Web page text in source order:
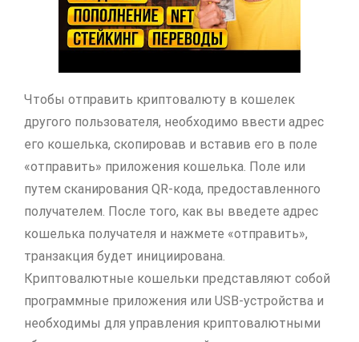
Чтобы отправить криптовалюту в кошелек
другого пользователя, необходимо ввести адрес
его кошелька, скопировав и вставив его в поле
«отправить» приложения кошелька. Поле или
путем сканирования QR-кода, предоставленного
получателем. После того, как вы введете адрес
кошелька получателя и нажмете «отправить»,
транзакция будет инициирована.
Криптовалютные кошельки представляют собой
программные приложения или USB-устройства и
необходимы для управления криптовалютными